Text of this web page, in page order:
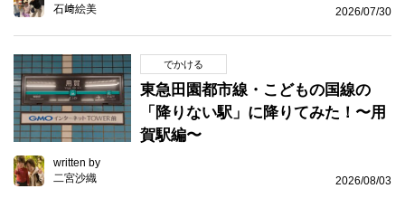
石﨑絵美
2026/07/30
でかける
東急田園都市線・こどもの国線の
「降りない駅」に降りてみた！〜用
賀駅編〜
written by
二宮沙織
2026/08/03